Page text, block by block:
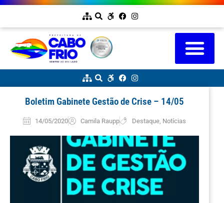
Boletim Gabinete Gestão de Crise – 14/05
14/05/2020 Camila Raupp Destaque, Notícias